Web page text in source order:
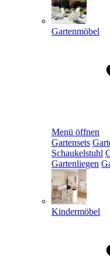
Gartenmöbel
Menü öffnen
Gartensets
Schaukelstuhl
Gartenliegen
Kindermöbel